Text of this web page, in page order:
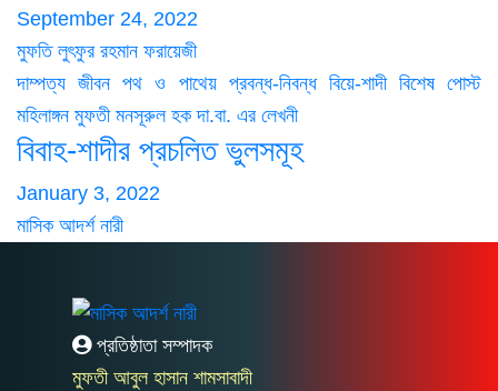
September 24, 2022
মুফতি লুৎফুর রহমান ফরায়েজী
দাম্পত্য জীবন পথ ও পাথেয় প্রবন্ধ-নিবন্ধ বিয়ে-শাদী বিশেষ পোস্ট
মহিলাঙ্গন মুফতী মনসূরুল হক দা.বা. এর লেখনী
বিবাহ-শাদীর প্রচলিত ভুলসমূহ
January 3, 2022
মাসিক আদর্শ নারী
প্রতিষ্ঠাতা সম্পাদক
মুফতী আবুল হাসান শামসাবাদী